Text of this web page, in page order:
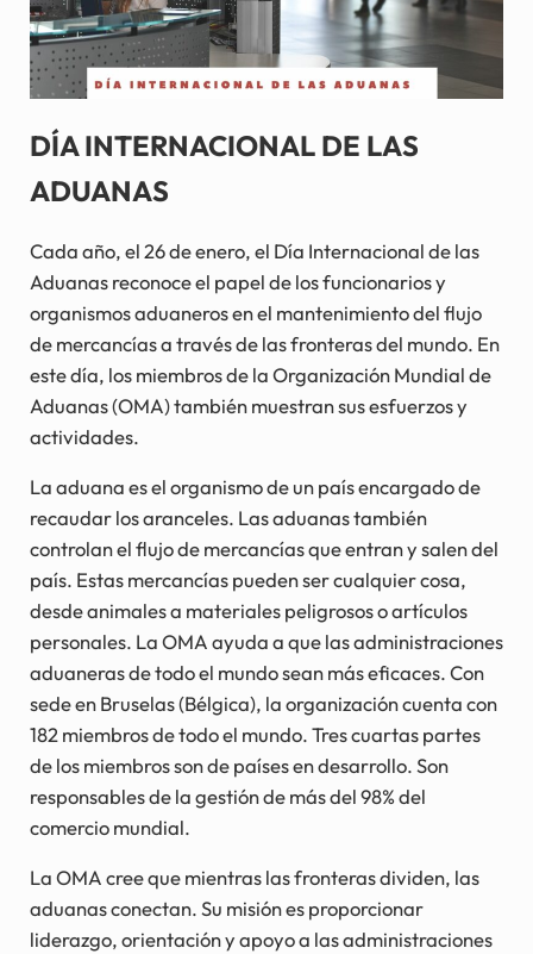
DÍA INTERNACIONAL DE LAS
ADUANAS
Cada año, el 26 de enero, el Día Internacional de las
Aduanas reconoce el papel de los funcionarios y
organismos aduaneros en el mantenimiento del flujo
de mercancías a través de las fronteras del mundo. En
este día, los miembros de la Organización Mundial de
Aduanas (OMA) también muestran sus esfuerzos y
actividades.
La aduana es el organismo de un país encargado de
recaudar los aranceles. Las aduanas también
controlan el flujo de mercancías que entran y salen del
país. Estas mercancías pueden ser cualquier cosa,
desde animales a materiales peligrosos o artículos
personales. La OMA ayuda a que las administraciones
aduaneras de todo el mundo sean más eficaces. Con
sede en Bruselas (Bélgica), la organización cuenta con
182 miembros de todo el mundo. Tres cuartas partes
de los miembros son de países en desarrollo. Son
responsables de la gestión de más del 98% del
comercio mundial.
La OMA cree que mientras las fronteras dividen, las
aduanas conectan. Su misión es proporcionar
liderazgo, orientación y apoyo a las administraciones